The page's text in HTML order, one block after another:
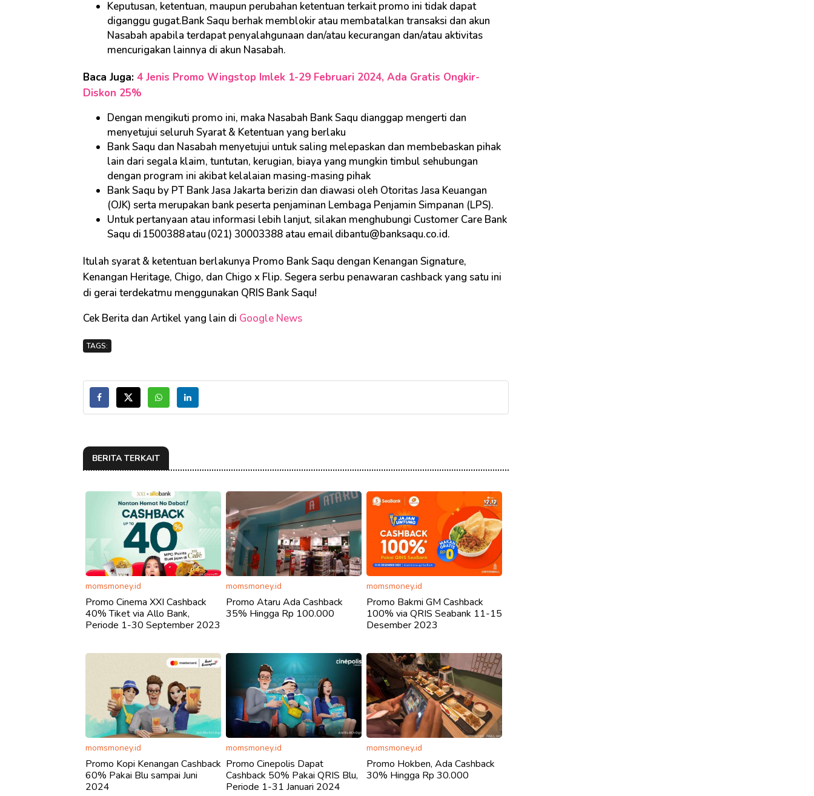
Keputusan, ketentuan, maupun perubahan ketentuan terkait promo ini tidak dapat
diganggu gugat.Bank Saqu berhak memblokir atau membatalkan transaksi dan akun
Nasabah apabila terdapat penyalahgunaan dan/atau kecurangan dan/atau aktivitas
mencurigakan lainnya di akun Nasabah.
Baca Juga: 4 Jenis Promo Wingstop Imlek 1-29 Februari 2024, Ada Gratis Ongkir-
Diskon 25%
Dengan mengikuti promo ini, maka Nasabah Bank Saqu dianggap mengerti dan
menyetujui seluruh Syarat & Ketentuan yang berlaku
Bank Saqu dan Nasabah menyetujui untuk saling melepaskan dan membebaskan pihak
lain dari segala klaim, tuntutan, kerugian, biaya yang mungkin timbul sehubungan
dengan program ini akibat kelalaian masing-masing pihak
Bank Saqu by PT Bank Jasa Jakarta berizin dan diawasi oleh Otoritas Jasa Keuangan
(OJK) serta merupakan bank peserta penjaminan Lembaga Penjamin Simpanan (LPS).
Untuk pertanyaan atau informasi lebih lanjut, silakan menghubungi Customer Care Bank
Saqu di 1500388 atau (021) 30003388 atau email dibantu@banksaqu.co.id.
Itulah syarat & ketentuan berlakunya Promo Bank Saqu dengan Kenangan Signature,
Kenangan Heritage, Chigo, dan Chigo x Flip. Segera serbu penawaran cashback yang satu ini
di gerai terdekatmu menggunakan QRIS Bank Saqu!
Cek Berita dan Artikel yang lain di Google News
TAGS:
BERITA TERKAIT
momsmoney.id
Promo Cinema XXI Cashback
40% Tiket via Allo Bank,
Periode 1-30 September 2023
momsmoney.id
Promo Ataru Ada Cashback
35% Hingga Rp 100.000
momsmoney.id
Promo Bakmi GM Cashback
100% via QRIS Seabank 11-15
Desember 2023
momsmoney.id
Promo Kopi Kenangan Cashback
60% Pakai Blu sampai Juni
2024
momsmoney.id
Promo Cinepolis Dapat
Cashback 50% Pakai QRIS Blu,
Periode 1-31 Januari 2024
momsmoney.id
Promo Hokben, Ada Cashback
30% Hingga Rp 30.000